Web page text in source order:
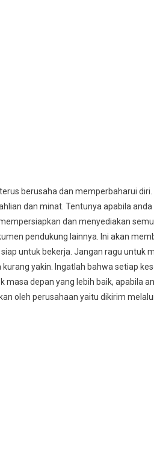
berusaha dan memperbaharui diri.
dan minat. Tentunya apabila
dan menyediakan
pendukung lainnya. Ini akan
untuk bekerja. Jangan ragu untuk
yakin. Ingatlah bahwa setiap
depan yang lebih baik, apabila
oleh perusahaan yaitu dikirim